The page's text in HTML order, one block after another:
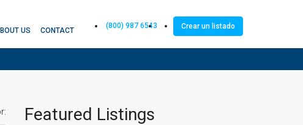
US CONTACT
(800) 987 6543 Crear un listado
Featured Listings